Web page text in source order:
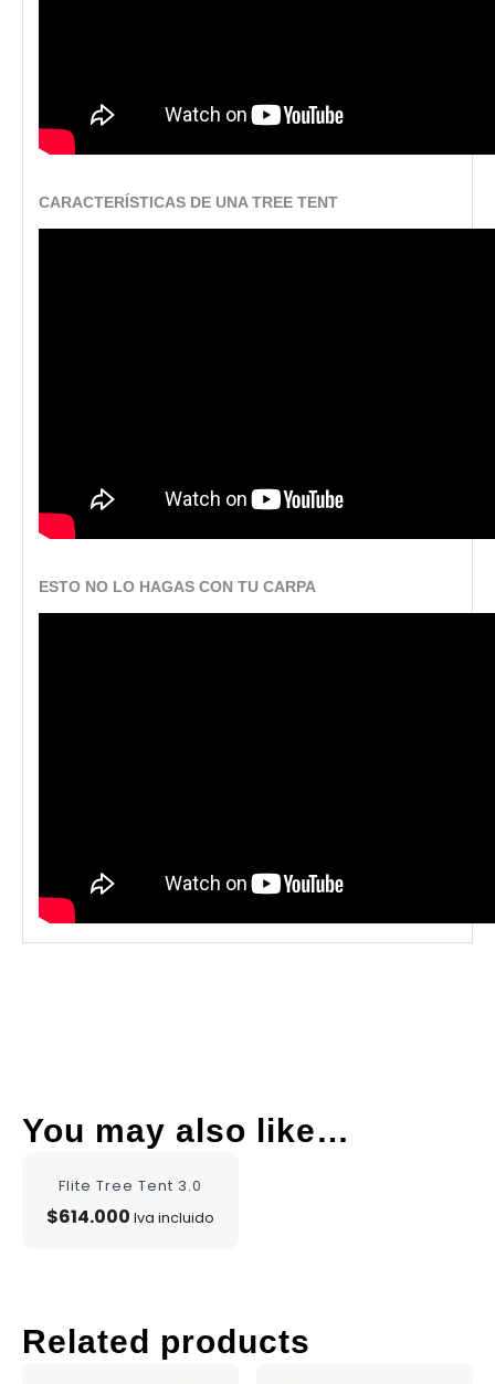
CARACTERÍSTICAS DE UNA TREE TENT
ESTO NO LO HAGAS CON TU CARPA
You may also like…
Flite Tree Tent 3.0
$614.000 Iva incluido
Related products